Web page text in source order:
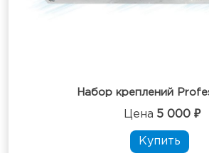
Набор креплений
Цена 5 000 ₽
Купить